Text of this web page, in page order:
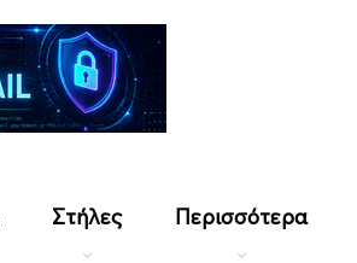
Στήλες Περισσότερα